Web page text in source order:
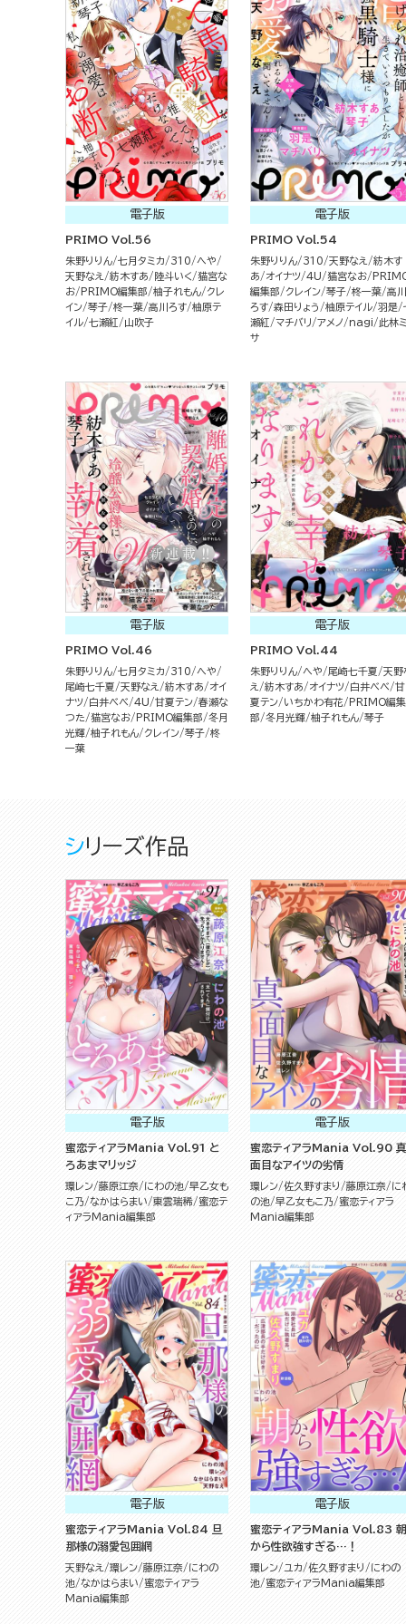
電子版
PRIMO Vol.56
朱野りりん 七月タミカ 310
へや
天野なえ
紡木すあ 陸斗いく
猫宮な
お
PRIMO編集部 柚子れもん
クレ
イン 琴子 柊一葉 高川ろす 柚原テ
イル 七瀬紅 山吹子
電子版
PRIMO Vol.54
朱野りりん 310 天野なえ
紡木す
あ
オイナツ 4U 猫宮なお
編集部
クレイン 琴子 柊一葉 高川
ろす 森田りょう 柚原テイル 羽是
瀬紅
マチバリ アメノ nagi
此林
サ
電子版
PRIMO Vol.46
朱野りりん 七月タミカ 310
へや
尾崎七千夏
天野なえ 紡木すあ
オイ
ナツ
白井べべ 4U 甘夏テン 春瀬な
つた
猫宮なお PRIMO編集部
冬月
光輝 柚子れもん クレイン 琴子 柊
一葉
電子版
PRIMO Vol.44
朱野りりん へや 尾崎七千夏
天野
え
紡木すあ オイナツ 白井べべ
甘
夏テン
いちかわ有花
PRIMO編集
部
冬月光輝 柚子れもん 琴子
シリーズ作品
電子版
蜜恋ティアラMania Vol.91 と
ろあまマリッジ
環レン 藤原江奈 にわの池
早乙女も
こ乃
なかはらまい 東雲瑞稀
蜜恋テ
ィアラMania編集部
電子版
蜜恋ティアラMania Vol.90 真
面目なアイツの劣情
環レン 佐久野すまり 藤原江奈
に
の池
早乙女もこ乃
蜜恋ティアラ
Mania編集部
電子版
蜜恋ティアラMania Vol.84 旦
那様の溺愛包囲網
天野なえ 環レン 藤原江奈
にわの
池
なかはらまい
蜜恋ティアラ
Mania編集部
電子版
蜜恋ティアラMania Vol.83 朝
から性欲強すぎる…！
環レン ユカ 佐久野すまり
にわの
池
蜜恋ティアラMania編集部